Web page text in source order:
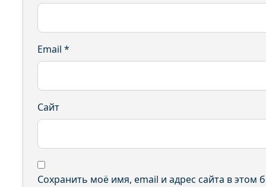
Email *
Сайт
Сохранить моё имя, email и адрес сайта в